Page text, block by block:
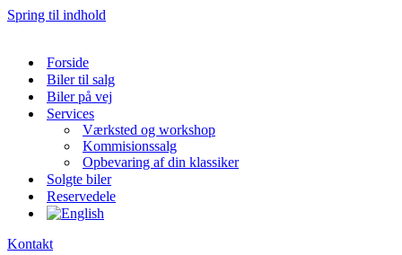
Spring til indhold
Forside
Biler til salg
Biler på vej
Services
Værksted og workshop
Kommisionssalg
Opbevaring af din klassiker
Solgte biler
Reservedele
Kontakt